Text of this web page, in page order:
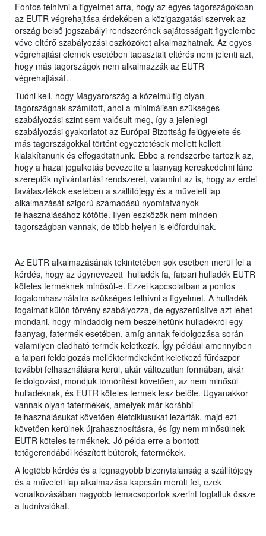
Fontos felhívni a figyelmet arra, hogy az egyes tagországokban
az EUTR végrehajtása érdekében a közigazgatási szervek az
ország belső jogszabályi rendszerének sajátosságait figyelembe
véve eltérő szabályozási eszközöket alkalmazhatnak. Az egyes
végrehajtási elemek esetében tapasztalt eltérés nem jelenti azt,
hogy más tagországok nem alkalmazzák az EUTR
végrehajtását.
Tudni kell, hogy Magyarország a közelmúltig olyan
tagországnak számított, ahol a minimálisan szükséges
szabályozási szint sem valósult meg, így a jelenlegi
szabályozási gyakorlatot az Európai Bizottság felügyelete és
más tagországokkal történt egyeztetések mellett kellett
kialakítanunk és elfogadtatnunk. Ebbe a rendszerbe tartozik az,
hogy a hazai jogalkotás bevezette a faanyag kereskedelmi lánc
szereplők nyilvántartási rendszerét, valamint az is, hogy az erdei
faválasztékok esetében a szállítójegy és a műveleti lap
alkalmazását szigorú számadású nyomtatványok
felhasználásához kötötte. Ilyen eszközök nem minden
tagországban vannak, de több helyen is előfordulnak.
Az EUTR alkalmazásának tekintetében sok esetben merül fel a
kérdés, hogy az úgynevezett hulladék fa, faipari hulladék EUTR
köteles terméknek minősül-e. Ezzel kapcsolatban a pontos
fogalomhasználatra szükséges felhívni a figyelmet. A hulladék
fogalmát külön törvény szabályozza, de egyszerűsítve azt lehet
mondani, hogy mindaddig nem beszélhetünk hulladékról egy
faanyag, fatermék esetében, amíg annak feldolgozása során
valamilyen eladható termék keletkezik. Így például amennyiben
a faipari feldolgozás melléktermékeként keletkező fűrészpor
további felhasználásra kerül, akár változatlan formában, akár
feldolgozást, mondjuk tömörítést követően, az nem minősül
hulladéknak, és EUTR köteles termék lesz belőle. Ugyanakkor
vannak olyan fatermékek, amelyek már korábbi
felhasználásukat követően életciklusukat lezárták, majd ezt
követően kerülnek újrahasznosításra, és így nem minősülnek
EUTR köteles terméknek. Jó példa erre a bontott
tetőgerendából készített bútorok, fatermékek.
A legtöbb kérdés és a legnagyobb bizonytalanság a szállítójegy
és a műveleti lap alkalmazása kapcsán merült fel, ezek
vonatkozásában nagyobb témacsoportok szerint foglaltuk össze
a tudnivalókat.